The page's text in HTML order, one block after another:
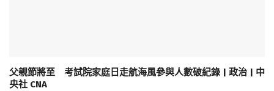
父親節將至 考試院家庭日走航海風參與人數破紀錄 | 政治 | 中
央社 CNA